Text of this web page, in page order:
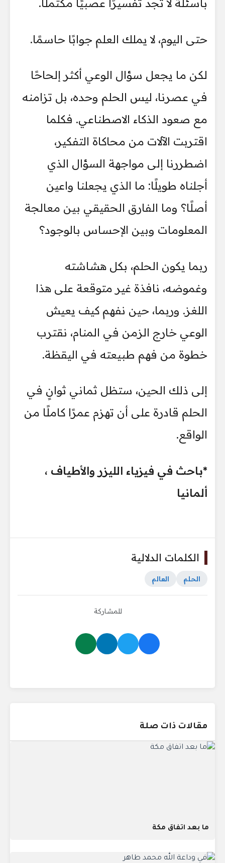
بأسئلة لا تجد تفسيرًا عصبيًا مكتملًا.
حتى اليوم، لا يملك العلم جوابًا حاسمًا.
لكن ما يجعل سؤال الوعي أكثر إلحاحًا
في عصرنا، ليس الحلم وحده، بل تزامنه
مع صعود الذكاء الاصطناعي. فكلما
اقتربت الآلات من محاكاة التفكير،
اضطررنا إلى مواجهة السؤال الذي
أجلناه طويلًا: ما الذي يجعلنا واعين
أصلًا؟ وما الفارق الحقيقي بين معالجة
المعلومات وبين الإحساس بالوجود؟
ربما يكون الحلم، بكل هشاشته
وغموضه، نافذة غير متوقعة على هذا
اللغز. وربما، حين نفهم كيف يعيش
الوعي خارج الزمن في المنام، نقترب
خطوة من فهم طبيعته في اليقظة.
إلى ذلك الحين، ستظل ثماني ثوانٍ في
الحلم قادرة على أن تهزم عمرًا كاملًا من
الواقع.
*باحث في فيزياء الليزر والأطياف ،
ألمانيا
الكلمات الدلالية
الحلم العالم
للمشاركة
مقالات ذات صلة
ما بعد اتفاق مكة